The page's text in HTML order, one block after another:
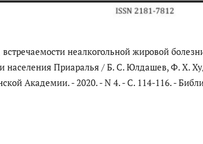
неалкогольной жировой
населения Приаралья / Б. С. Юлдашев, Ф. Х.
Академии. - 2020. - N 4. - С. 114-116. -